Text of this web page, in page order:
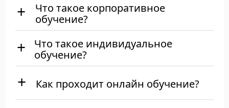
Что такое корпоративное
обучение?
Что такое индивидуальное
обучение?
Как проходит онлайн обучение?